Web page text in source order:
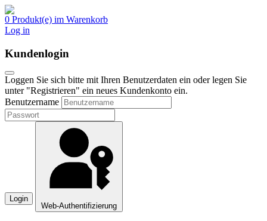
0 Produkt(e) im Warenkorb
Log in
Kundenlogin
Loggen Sie sich bitte mit Ihren Benutzerdaten ein oder legen Sie
unter "Registrieren" ein neues Kundenkonto ein.
Benutzername
Login
Web-Authentifizierung